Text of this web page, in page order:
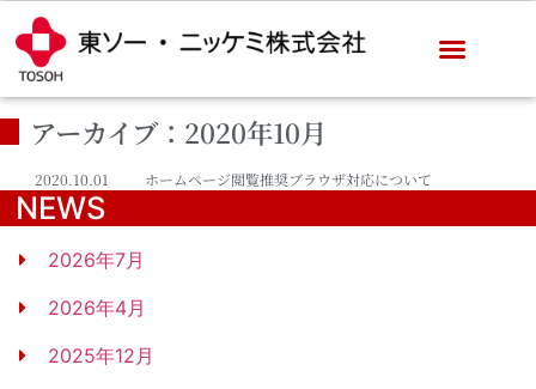
アーカイブ：2020年10月
2020.10.01 ホームページ閲覧推奨ブラウザ対応について
NEWS
2026年7月
2026年4月
2025年12月